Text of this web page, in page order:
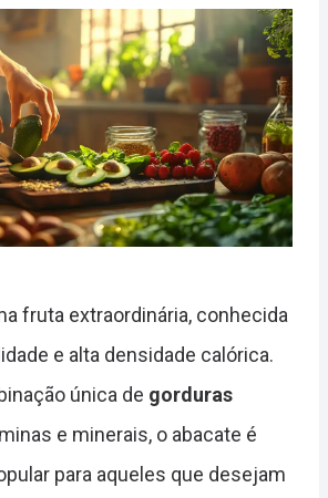
fruta extraordinária, conhecida
e alta densidade calórica.
única de gorduras
e minerais, o abacate é
para aqueles que desejam